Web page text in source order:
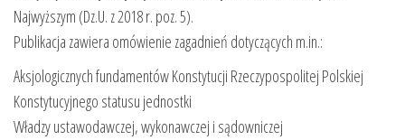
Najwyższym (Dz.U. z 2018 r. poz. 5).
Publikacja zawiera omówienie zagadnień dotyczących m.in.:
Aksjologicznych fundamentów Konstytucji Rzeczypospolitej Polskiej
Konstytucyjnego statusu jednostki
Władzy ustawodawczej, wykonawczej i sądowniczej